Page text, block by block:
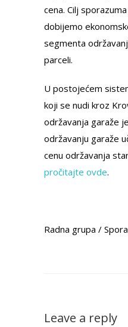
cena. Cilj
dobijemo
segmenta
parceli.
U postojećem
koji se nudi kroz
održavanja garaže
održavanju garaže
cenu održavanja
pročitajte ovde.
Radna grupa /
Leave a reply